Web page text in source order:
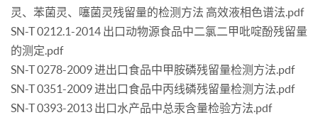
灵、苯菌灵、噻菌灵残留量的检测方法 高效液相色谱法.pdf
SN-T 0212.1-2014 出口动物源食品中二氯二甲吡啶酚残留量
的测定.pdf
SN-T 0278-2009 进出口食品中甲胺磷残留量检测方法.pdf
SN-T 0351-2009 进出口食品中丙线磷残留量检测方法.pdf
SN-T 0393-2013 出口水产品中总汞含量检验方法.pdf